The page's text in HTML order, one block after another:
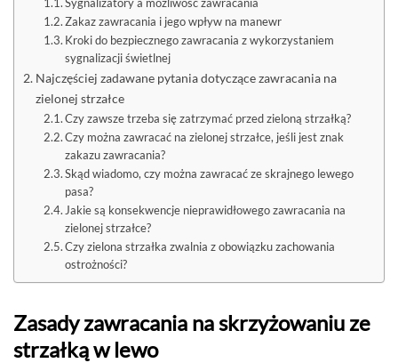
Zakaz zawracania i jego wpływ na manewr
Kroki do bezpiecznego zawracania z wykorzystaniem
sygnalizacji świetlnej
Najczęściej zadawane pytania dotyczące zawracania na
zielonej strzałce
Czy zawsze trzeba się zatrzymać przed zieloną strzałką?
Czy można zawracać na zielonej strzałce, jeśli jest znak
zakazu zawracania?
Skąd wiadomo, czy można zawracać ze skrajnego lewego
pasa?
Jakie są konsekwencje nieprawidłowego zawracania na
zielonej strzałce?
Czy zielona strzałka zwalnia z obowiązku zachowania
ostrożności?
Zasady zawracania na skrzyżowaniu ze
strzałką w lewo